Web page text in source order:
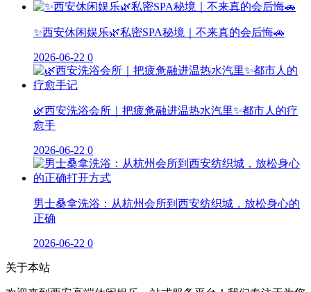
✨西安休闲娱乐🌿私密SPA秘境｜不来真的会后悔🚗
2026-06-22 0
🌿西安洗浴会所｜把疲惫融进温热水汽里✨都市人的疗
愈手
2026-06-22 0
男士桑拿洗浴：从杭州会所到西安纺织城，放松身心的
正确
2026-06-22 0
关于本站